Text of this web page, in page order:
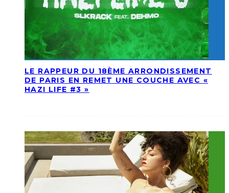
LE RAPPEUR DU 18ÈME ARRONDISSEMENT
DE PARIS EN REMET UNE COUCHE AVEC «
HAZI LIFE #3 »